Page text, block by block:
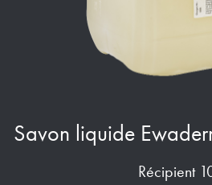
Savon liquide
Récipient